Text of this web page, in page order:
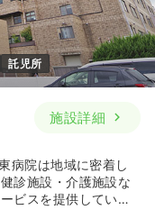
託児所
施設詳細
病院は地域に密着し
診施設・介護施設な
ビスを提供していま